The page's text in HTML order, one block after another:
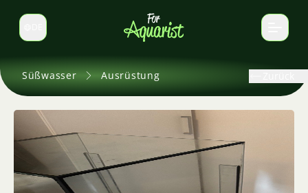
Sprache wechseln
Süßwasser Ausrüstung